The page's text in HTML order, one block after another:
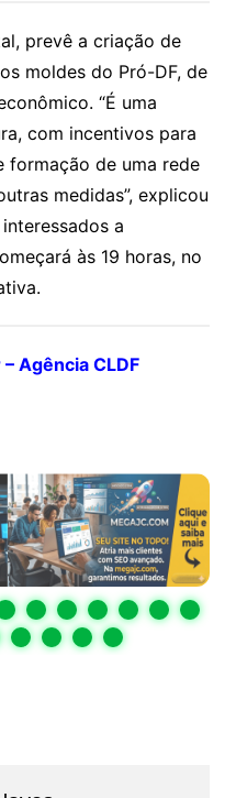
prevê a criação de
moldes do Pró-DF, de
“É uma
com incentivos para
formação de uma rede
medidas”, explicou
a
às 19 horas, no
Agência CLDF